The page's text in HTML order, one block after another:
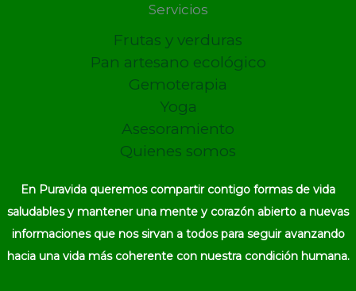
Servicios
Frutas y verduras
Pan artesano ecológico
Gemoterapia
Yoga
Asesoramiento
Quienes somos
En Puravida queremos compartir contigo formas de vida
saludables y mantener una mente y corazón abierto a nuevas
informaciones que nos sirvan a todos para seguir avanzando
hacia una vida más coherente con nuestra condición humana.